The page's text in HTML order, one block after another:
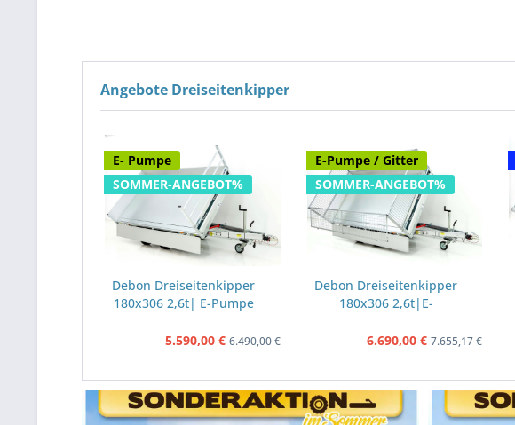
Angebote Dreiseitenkipper
E- Pumpe
SOMMER-ANGEBOT%
Debon Dreiseitenkipper
180x306 2,6t| E-Pumpe
5.590,00 € 6.490,00 €
E-Pumpe / Gitter
SOMMER-ANGEBOT%
Debon Dreiseitenkipper
180x306 2,6t|E-
6.690,00 € 7.655,17 €